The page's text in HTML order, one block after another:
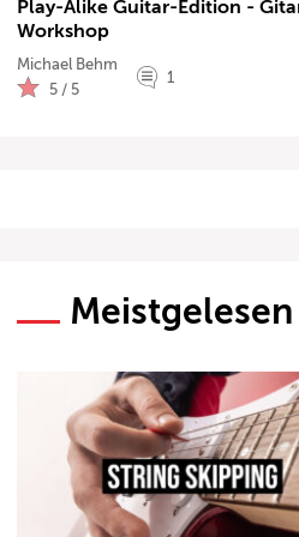
Play-Alike Guitar-Edition -
Workshop
Michael Behm
5 / 5
1
Meistgelesen